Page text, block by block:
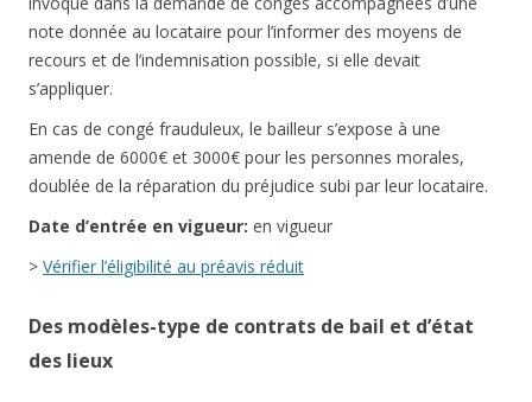
note donnée au locataire pour l’informer des moyens de
recours et de l’indemnisation possible, si elle devait
s’appliquer.
En cas de congé frauduleux, le bailleur s’expose à une
amende de 6000€ et 3000€ pour les personnes morales,
doublée de la réparation du préjudice subi par leur locataire.
Date d’entrée en vigueur: en vigueur
> Vérifier l’éligibilité au préavis réduit
Des modèles-type de contrats de bail et d’état
des lieux